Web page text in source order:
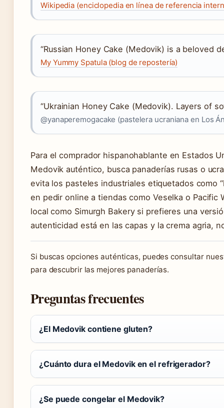
Wikipedia (enciclopedia en línea de referencia
“Russian Honey Cake (Medovik) is a beloved
My Yummy Spatula (blog de repostería)
“Ukrainian Honey Cake (Medovik). Layers of
@yanaperemogacake (pastelera ucraniana en Los
Para el comprador hispanohablante en Estados
Medovik auténtico, busca panaderías rusas o
evita los pasteles industriales etiquetados como
en pedir online a tiendas como Veselka o Pacific
local como Simurgh Bakery si prefieres una
autenticidad está en las capas y la crema agria,
Si buscas opciones auténticas, puedes consultar
para descubrir las mejores panaderías.
Preguntas frecuentes
¿El Medovik contiene gluten?
¿Cuánto dura el Medovik en el refrigerador?
¿Se puede congelar el Medovik?